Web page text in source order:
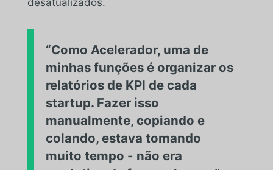
“Como Acelerador, uma de
minhas funções é organizar os
relatórios de KPI de cada
startup. Fazer isso
manualmente, copiando e
colando, estava tomando
muito tempo - não era